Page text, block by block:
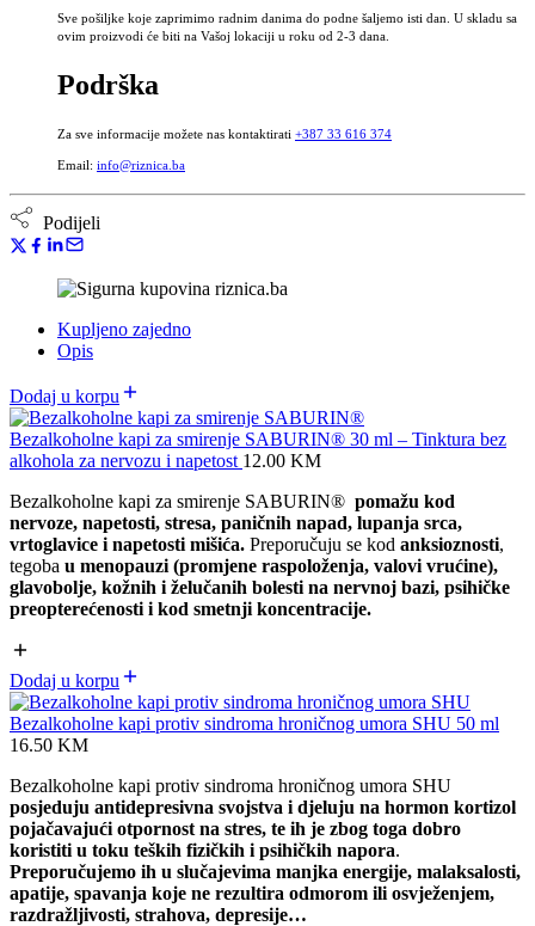
nervozu
količina
Sve pošiljke koje zaprimimo radnim danima do podne šaljemo isti dan. U skladu sa
ovim proizvodi će biti na Vašoj lokaciji u roku od 2-3 dana.
Podrška
Za sve informacije možete nas kontaktirati +387 33 616 374
Email: info@riznica.ba
Podijeli
Kupljeno zajedno
Opis
Dodaj u korpu
Bezalkoholne kapi za smirenje SABURIN® 30 ml – Tinktura bez
alkohola za nervozu i napetost 12.00 KM
Bezalkoholne kapi za smirenje SABURIN® pomažu kod
nervoze, napetosti, stresa, paničnih napad, lupanja srca,
vrtoglavice i napetosti mišića. Preporučuju se kod anksioznosti,
tegoba u menopauzi (promjene raspoloženja, valovi vrućine),
glavobolje, kožnih i želučanih bolesti na nervnoj bazi, psihičke
preopterećenosti i kod smetnji koncentracije.
Dodaj u korpu
Bezalkoholne kapi protiv sindroma hroničnog umora SHU 50 ml
16.50 KM
Bezalkoholne kapi protiv sindroma hroničnog umora SHU
posjeduju antidepresivna svojstva i djeluju na hormon kortizol
pojačavajući otpornost na stres, te ih je zbog toga dobro
koristiti u toku teških fizičkih i psihičkih napora.
Preporučujemo ih u slučajevima manjka energije, malaksalosti,
apatije, spavanja koje ne rezultira odmorom ili osvježenjem,
razdražljivosti, strahova, depresije…